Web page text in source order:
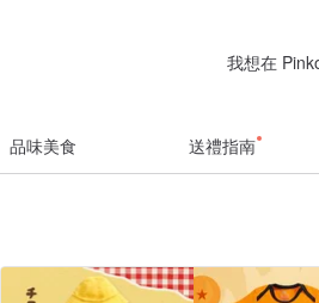
我想在
品味美食 送禮指南